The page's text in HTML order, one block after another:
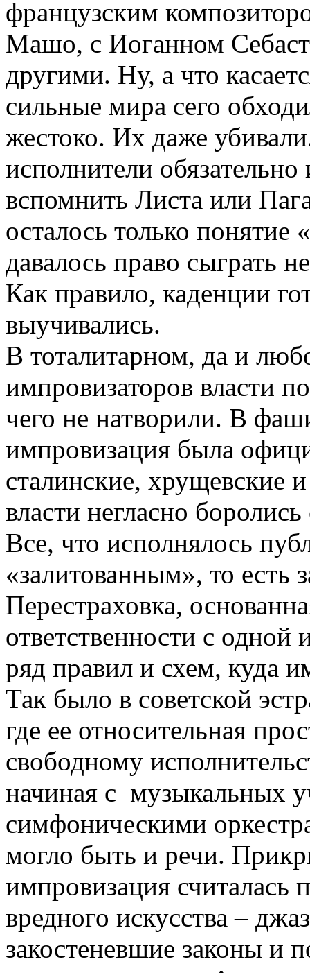
французским
Машо, с Иоганном
другими. Ну, а что
сильные мира сего
жестоко. Их даже
исполнители
вспомнить Листа или
осталось только понятие
давалось право сыграть
Как правило, каденции
выучивались.
В тоталитарном, да и
импровизаторов власти
чего не натворили. В
импровизация была
сталинские, хрущевские
власти негласно
Все, что исполнялось
«залитованным», то есть
Перестраховка,
ответственности с
ряд правил и схем, куда
Так было в советской
где ее относительная
свободному
начиная с музыкальных
симфоническими
могло быть и речи.
импровизация считалась
вредного искусства –
закостеневшие законы и